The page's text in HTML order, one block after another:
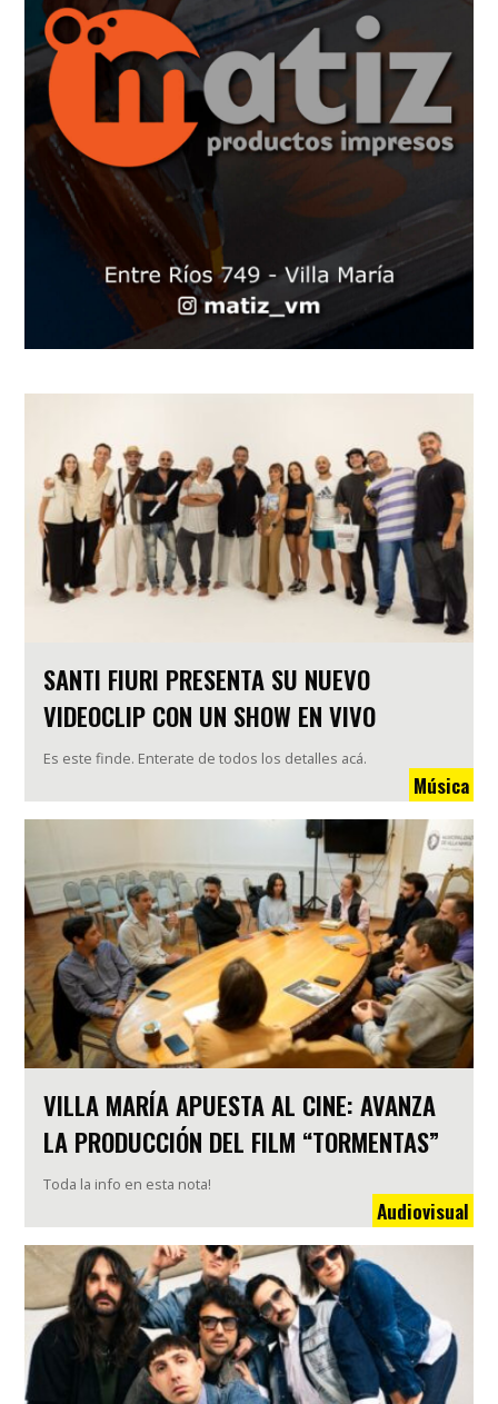
SANTI FIURI PRESENTA SU NUEVO
VIDEOCLIP CON UN SHOW EN VIVO
Es este finde. Enterate de todos los detalles acá.
Música
VILLA MARÍA APUESTA AL CINE: AVANZA
LA PRODUCCIÓN DEL FILM “TORMENTAS”
Toda la info en esta nota!
Audiovisual